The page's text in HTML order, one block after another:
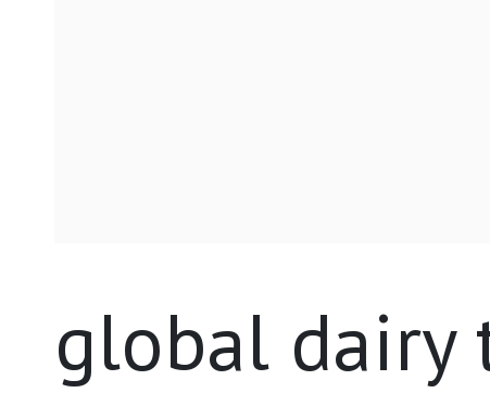
global dairy